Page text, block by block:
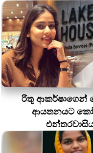
රිතූ ආකර්ෂාගෙන්
ආයතනයට